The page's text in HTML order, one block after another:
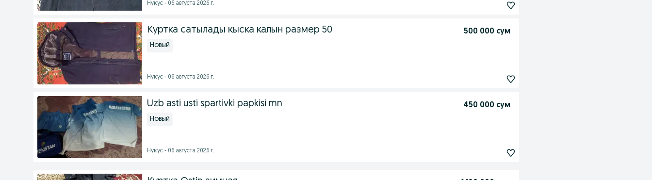
Нукус - 06 августа 2026 г.
Куртка сатылады кыска калын размер 50 500 000 сум
Новый
Нукус - 06 августа 2026 г.
Uzb asti usti spartivki papkisi mn 450 000 сум
Новый
Нукус - 06 августа 2026 г.